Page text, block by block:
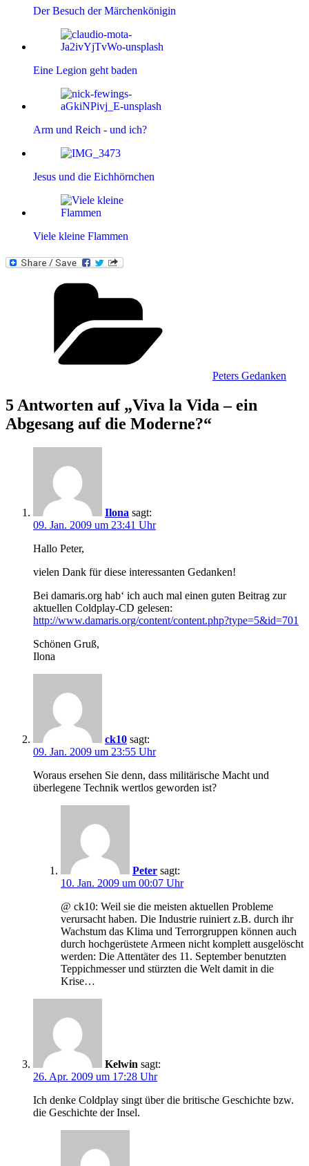
Der Besuch der Märchenkönigin
Eine Legion geht baden
Arm und Reich - und ich?
Jesus und die Eichhörnchen
Viele kleine Flammen
Peters Gedanken
5 Antworten auf „Viva la Vida – ein
Abgesang auf die Moderne?“
Ilona sagt:
09. Jan. 2009 um 23:41 Uhr
Hallo Peter,
vielen Dank für diese interessanten Gedanken!
Bei damaris.org hab‘ ich auch mal einen guten Beitrag zur
aktuellen Coldplay-CD gelesen:
http://www.damaris.org/content/content.php?type=5&id=701
Schönen Gruß,
Ilona
ck10 sagt:
09. Jan. 2009 um 23:55 Uhr
Woraus ersehen Sie denn, dass militärische Macht und
überlegene Technik wertlos geworden ist?
Peter sagt:
10. Jan. 2009 um 00:07 Uhr
@ ck10: Weil sie die meisten aktuellen Probleme
verursacht haben. Die Industrie ruiniert z.B. durch ihr
Wachstum das Klima und Terrorgruppen können auch
durch hochgerüstete Armeen nicht komplett ausgelöscht
werden: Die Attentäter des 11. September benutzten
Teppichmesser und stürzten die Welt damit in die
Krise…
Kelwin sagt:
26. Apr. 2009 um 17:28 Uhr
Ich denke Coldplay singt über die britische Geschichte bzw.
die Geschichte der Insel.